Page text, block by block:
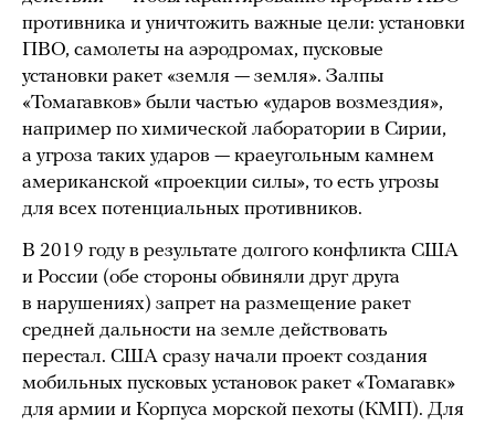
противника и уничтожить важные цели: установки
ПВО, самолеты на аэродромах, пусковые
установки ракет «земля — земля». Залпы
«Томагавков» были частью «ударов возмездия»,
например по химической лаборатории в Сирии,
а угроза таких ударов — краеугольным камнем
американской «проекции силы», то есть угрозы
для всех потенциальных противников.
В 2019 году в результате долгого конфликта США
и России (обе стороны обвиняли друг друга
в нарушениях) запрет на размещение ракет
средней дальности на земле действовать
перестал. США сразу начали проект создания
мобильных пусковых установок ракет «Томагавк»
для армии и Корпуса морской пехоты (КМП). Для